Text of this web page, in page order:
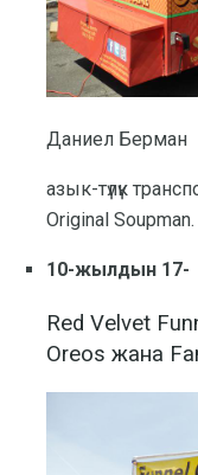
Даниел Берман
азык-түлүк
Original Soupman.
10-жылдын 17-
Red Velvet
Oreos жана